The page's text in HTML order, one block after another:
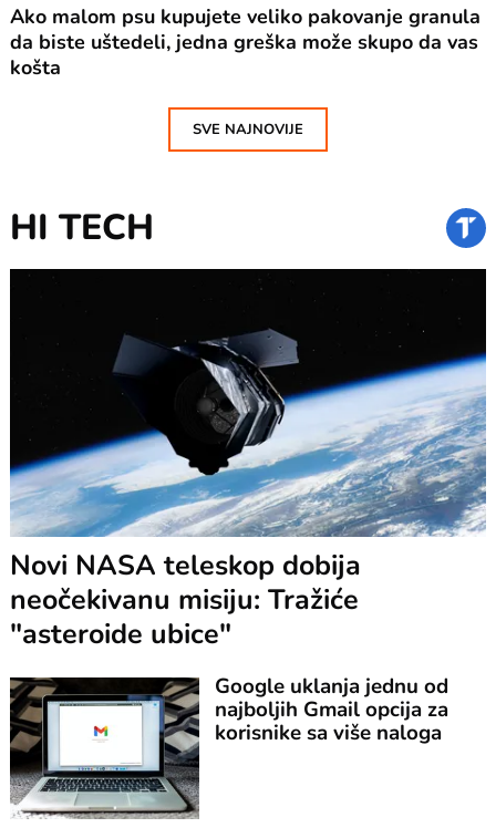
Ako malom psu kupujete veliko pakovanje granula
da biste uštedeli, jedna greška može skupo da vas
košta
SVE NAJNOVIJE
HI TECH
Novi NASA teleskop dobija
neočekivanu misiju: Tražiće
"asteroide ubice"
Google uklanja jednu od
najboljih Gmail opcija za
korisnike sa više naloga